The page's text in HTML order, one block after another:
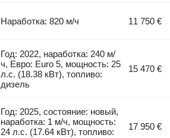
Наработка: 820 м/ч 11 750 €
Год: 2022, наработка: 240 м/
ч, Евро: Euro 5, мощность: 25
л.с. (18.38 кВт), топливо:
дизель
15 470 €
Год: 2025, состояние: новый,
наработка: 1 м/ч, мощность:
24 л.с. (17.64 кВт), топливо:
17 950 €